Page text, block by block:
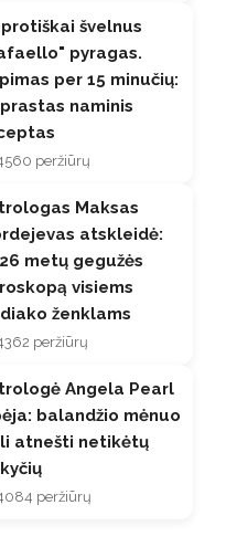
švelnus
pyragas.
per 15 minučių:
naminis
peržiūrų
Maksas
atskleidė:
metų gegužės
visiems
ženklams
peržiūrų
Angela Pearl
balandžio mėnuo
atnešti netikėtų
peržiūrų